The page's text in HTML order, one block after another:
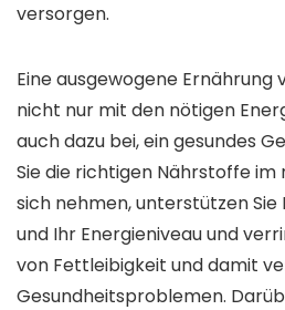
versorgen.
Eine ausgewogene
nicht nur mit den nötigen
auch dazu bei, ein gesundes
Sie die richtigen Nährstoffe
sich nehmen, unterstützen
und Ihr Energieniveau und
von Fettleibigkeit und damit
Gesundheitsproblemen.